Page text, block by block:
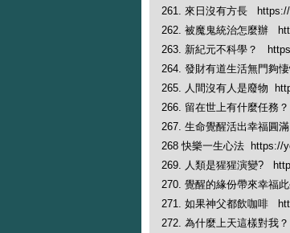
261. 來日沒有方長
262. 被魔鬼統治怎麼辦
263. 新紀元不科學？
264. 發財有道生活無門夠
265. 人間沒有人是廢物
266. 留在世上有什麼任務
267. 生命覺醒活出幸福圓
268 快樂一生心法 https://
269. 人類是猩猩演變?
270. 覺醒的緣份帶來幸福
271. 如果神父都飲咖啡
272. 為什麼上天這樣對我